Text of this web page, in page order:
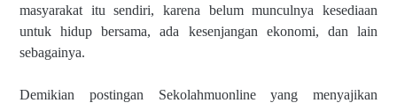
masyarakat itu sendiri, karena belum munculnya kesediaan
untuk hidup bersama, ada kesenjangan ekonomi, dan lain
sebagainya.
Demikian postingan Sekolahmuonline yang menyajikan